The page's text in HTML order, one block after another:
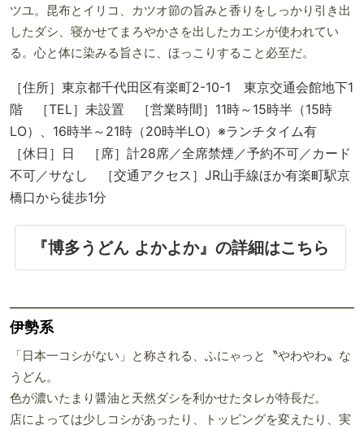
ツユ。昆布とイリコ、カツオ節の旨みと香りをしっかり引き出
したダシ、寝かせてまろやかさを出したカエシが使われてい
る。心と体に染みる旨さに、ほっこりすること必至だ。
［住所］東京都千代田区有楽町2-10-1 東京交通会館地下1
階 ［TEL］未設置 ［営業時間］11時～15時半（15時
LO）、16時半～21時（20時半LO）※ランチタイム有
［休日］日 ［席］計28席／全席禁煙／予約不可／カード
不可／サなし ［交通アクセス］JR山手線ほか有楽町駅京
橋口から徒歩1分
『博多うどん よかよか』の詳細はこちら
伊勢系
「日本一コシがない」と称される、ふにゃっと〝やわやわ〟な
うどん。
色が濃いたまり醤油と天然ダシを利かせたタレが特長だ。
店によっては少しコシがあったり、トッピングを変えたり、実